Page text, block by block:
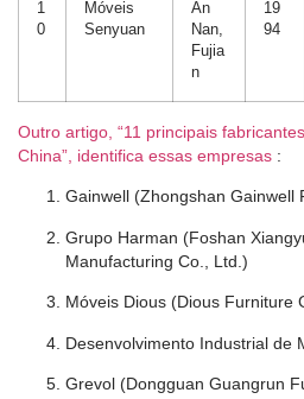
1
0
Móveis
Senyuan
An
Nan,
Fujia
n
19
94
Outro artigo, “11 principais
China”, identifica essas empresas :
Gainwell (Zhongshan Gainwell
Grupo Harman (Foshan
Manufacturing Co., Ltd.)
Móveis Dious (Dious Furniture
Desenvolvimento Industrial de
Grevol (Dongguan Guangrun